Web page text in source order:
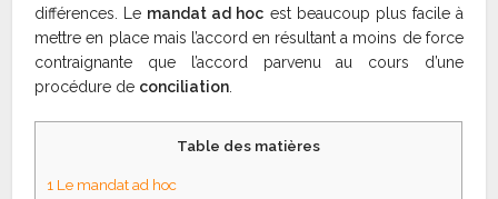
différences. Le mandat ad hoc est beaucoup plus facile à
mettre en place mais l’accord en résultant a moins de force
contraignante que l’accord parvenu au cours d’une
procédure de conciliation
Table des matières
1 Le mandat ad hoc